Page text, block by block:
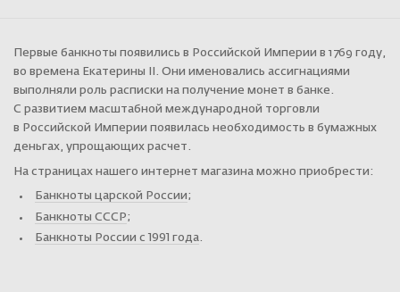
Первые банкноты появились в Российской Империи в 1769 году,
во времена Екатерины II. Они именовались ассигнациями
выполняли роль расписки на получение монет в банке.
С развитием масштабной международной торговли
в Российской Империи появилась необходимость в бумажных
деньгах, упрощающих расчет.
На страницах нашего интернет магазина можно приобрести:
Банкноты царской России;
Банкноты СССР;
Банкноты России с 1991 года.